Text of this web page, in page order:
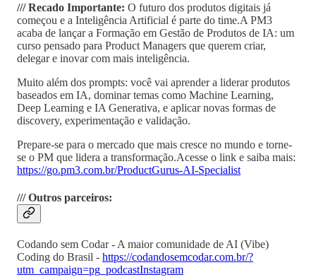
/// Recado Importante: O futuro dos produtos digitais já
começou e a Inteligência Artificial é parte do time.A PM3
acaba de lançar a Formação em Gestão de Produtos de IA: um
curso pensado para Product Managers que querem criar,
delegar e inovar com mais inteligência.
Muito além dos prompts: você vai aprender a liderar produtos
baseados em IA, dominar temas como Machine Learning,
Deep Learning e IA Generativa, e aplicar novas formas de
discovery, experimentação e validação.
Prepare-se para o mercado que mais cresce no mundo e torne-
se o PM que lidera a transformação.Acesse o link e saiba mais:
https://go.pm3.com.br/ProductGurus-AI-Specialist
/// Outros parceiros:
Codando sem Codar - A maior comunidade de AI (Vibe)
Coding do Brasil - https://codandosemcodar.com.br/?
utm_campaign=pg_podcastInstagram